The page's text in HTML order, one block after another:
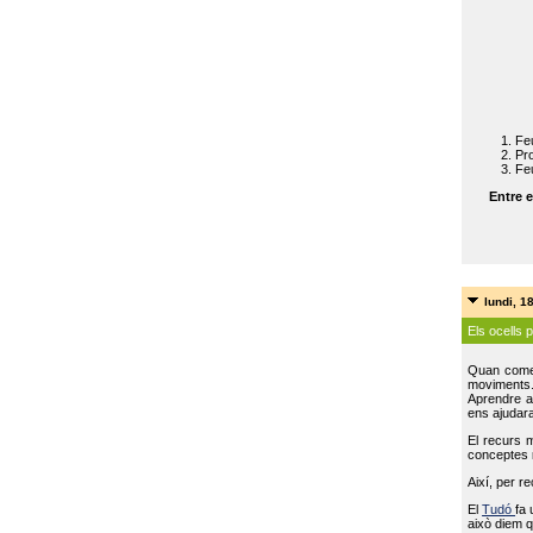
Entre
lundi,
Els ocells
Quan
Aprendre
ens
El recurs
conceptes
Així, per
ElTudófa
això diem